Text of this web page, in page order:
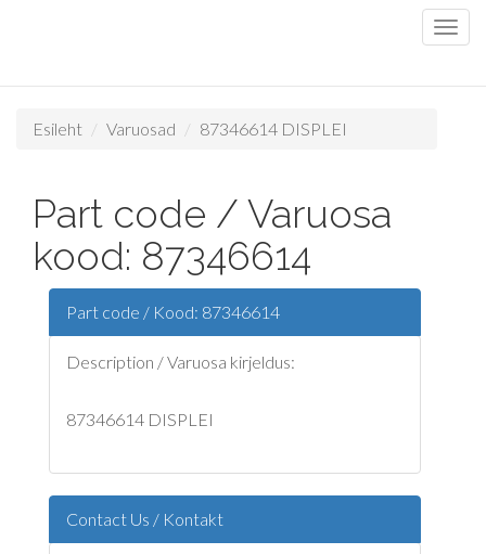
Esileht Varuosad 87346614 DISPLEI
Part code / Varuosa
kood: 87346614
Part code / Kood: 87346614
Description / Varuosa kirjeldus:
87346614 DISPLEI
Contact Us / Kontakt